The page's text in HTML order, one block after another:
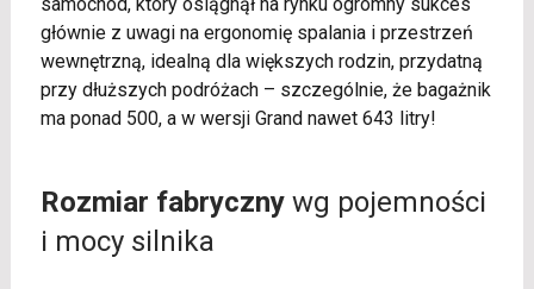
głównie z uwagi na ergonomię spalania i przestrzeń
wewnętrzną, idealną dla większych rodzin, przydatną
przy dłuższych podróżach – szczególnie, że bagażnik
ma ponad 500, a w wersji Grand nawet 643 litry!
Rozmiar fabrycznywg pojemności
i mocy silnika